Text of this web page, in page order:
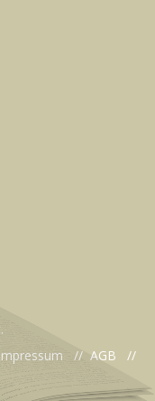
Impressum // AGB //